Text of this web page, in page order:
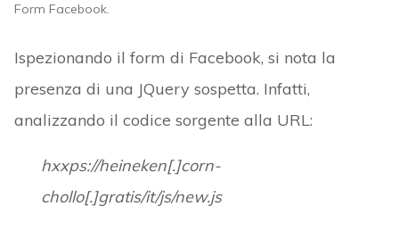
Form Facebook.
Ispezionando il form di Facebook, si nota la
presenza di una JQuery sospetta. Infatti,
analizzando il codice sorgente alla URL:
hxxps://heineken[.]corn-
chollo[.]gratis/it/js/new.js